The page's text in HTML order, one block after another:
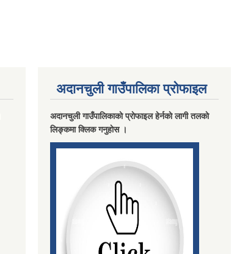
अदानचुली गाउँपालिका प्राेफाइल
अदानचुली गाउँपालिकाकाे प्राेफाइल हेर्नकाे लागी तलकाे
लिङ्कमा क्लिक गनुहाेस ।